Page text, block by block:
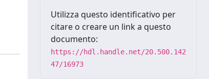
Utilizza questo identificativo per
citare o creare un link a questo
documento:
https://hdl.handle.net/20.500.142
47/16973